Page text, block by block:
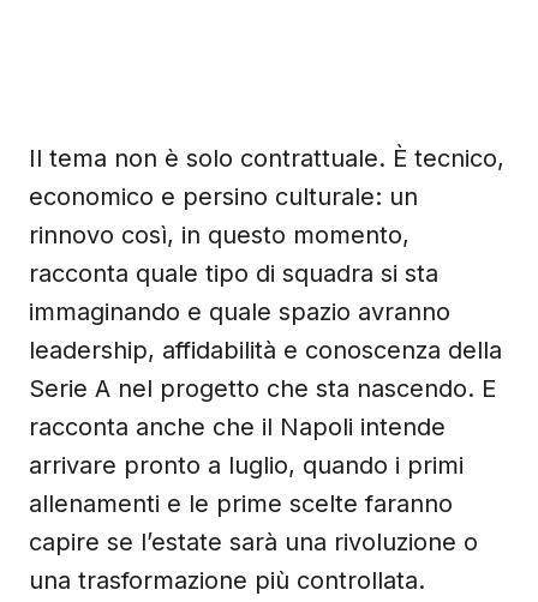
Il tema non è solo contrattuale. È tecnico,
economico e persino culturale: un
rinnovo così, in questo momento,
racconta quale tipo di squadra si sta
immaginando e quale spazio avranno
leadership, affidabilità e conoscenza della
Serie A nel progetto che sta nascendo. E
racconta anche che il Napoli intende
arrivare pronto a luglio, quando i primi
allenamenti e le prime scelte faranno
capire se l’estate sarà una rivoluzione o
una trasformazione più controllata.